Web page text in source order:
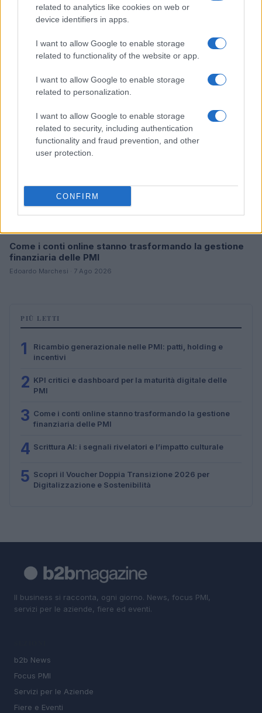
related to analytics like cookies on web or
device identifiers in apps.
I want to allow Google to enable storage
related to functionality of the website or app.
I want to allow Google to enable storage
related to personalization.
I want to allow Google to enable storage
related to security, including authentication
functionality and fraud prevention, and other
user protection.
CONFIRM
Linda Pellegrini · 7 Ago 2026
FOCUS PMI
Come i conti online stanno trasformando la gestione
finanziaria delle PMI
Edoardo Marchesi · 7 Ago 2026
PIÙ LETTI
1
Ricambio generazionale nelle PMI: patti, holding e
incentivi
2 KPI critici e dashboard per la maturità digitale delle
PMI
3 Come i conti online stanno trasformando la gestione
finanziaria delle PMI
4 Scrittura AI: i segnali rivelatori e l’impatto culturale
5 Scopri il Voucher Doppia Transizione 2026 per
Digitalizzazione e Sostenibilità
Il business si racconta, ogni giorno. News, focus PMI,
servizi per le aziende, fiere ed eventi.
b2b News
Focus PMI
Servizi per le Aziende
Fiere e Eventi